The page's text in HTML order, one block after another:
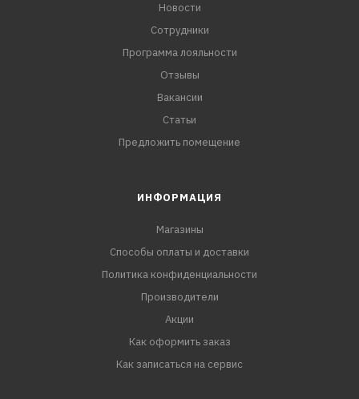
Новости
Сотрудники
Программа лояльности
Отзывы
Вакансии
Статьи
Предложить помещение
ИНФОРМАЦИЯ
Магазины
Способы оплаты и доставки
Политика конфиденциальности
Производители
Акции
Как оформить заказ
Как записаться на сервис